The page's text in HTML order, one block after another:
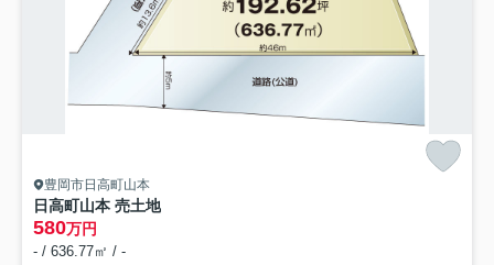
豊岡市日高町山本
日高町山本 売土地
580万円
- / 636.77㎡ / -